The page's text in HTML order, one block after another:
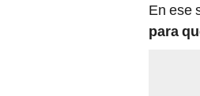
En ese
para